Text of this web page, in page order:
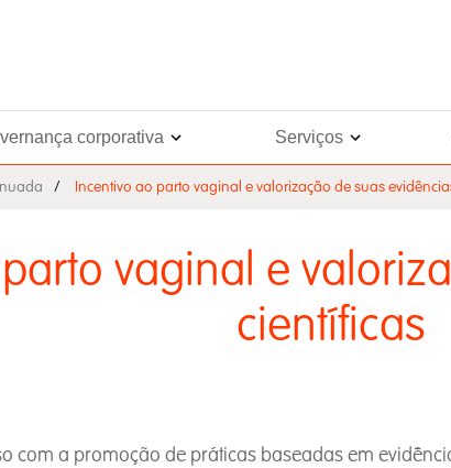
corporativa Serviços
Incentivo ao parto vaginal e valorização de suas
vaginal e
científicas
com a promoção de práticas baseadas em